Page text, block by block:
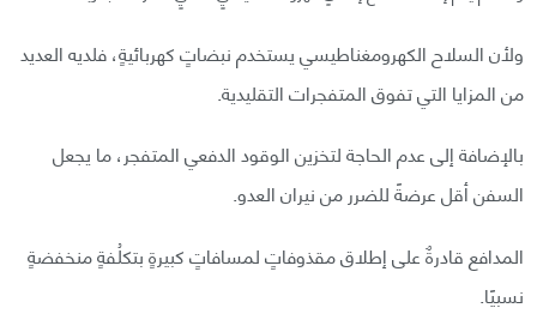
ولأن السلاح الكهرومغناطيسي يستخدم نبضاتٍ كهربائيةٍ، فلديه العديد
من المزايا التي تفوق المتفجرات التقليدية.
بالإضافة إلى عدم الحاجة لتخزين الوقود الدفعي المتفجر، ما يجعل
السفن أقل عرضةً للضرر من نيران العدو.
المدافع قادرةٌ على إطلاق مقذوفاتٍ لمسافاتٍ كبيرةٍ بتكلُفةٍ منخفضةٍ
نسبيًا.